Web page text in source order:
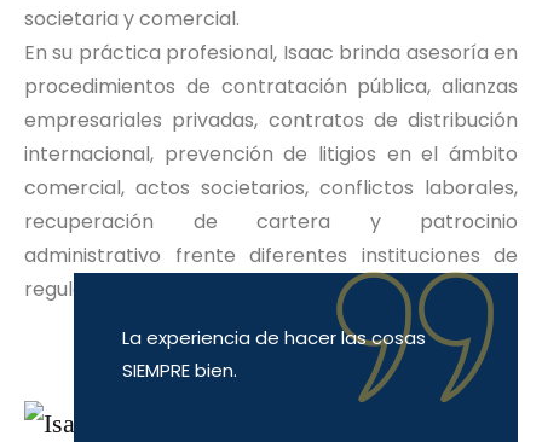
societaria y comercial.
En su práctica profesional, Isaac brinda asesoría en
procedimientos de contratación pública, alianzas
empresariales privadas, contratos de distribución
internacional, prevención de litigios en el ámbito
comercial, actos societarios, conflictos laborales,
recuperación de cartera y patrocinio
administrativo frente diferentes instituciones de
regulación y control del Estado.
La experiencia de hacer las cosas
SIEMPRE bien.